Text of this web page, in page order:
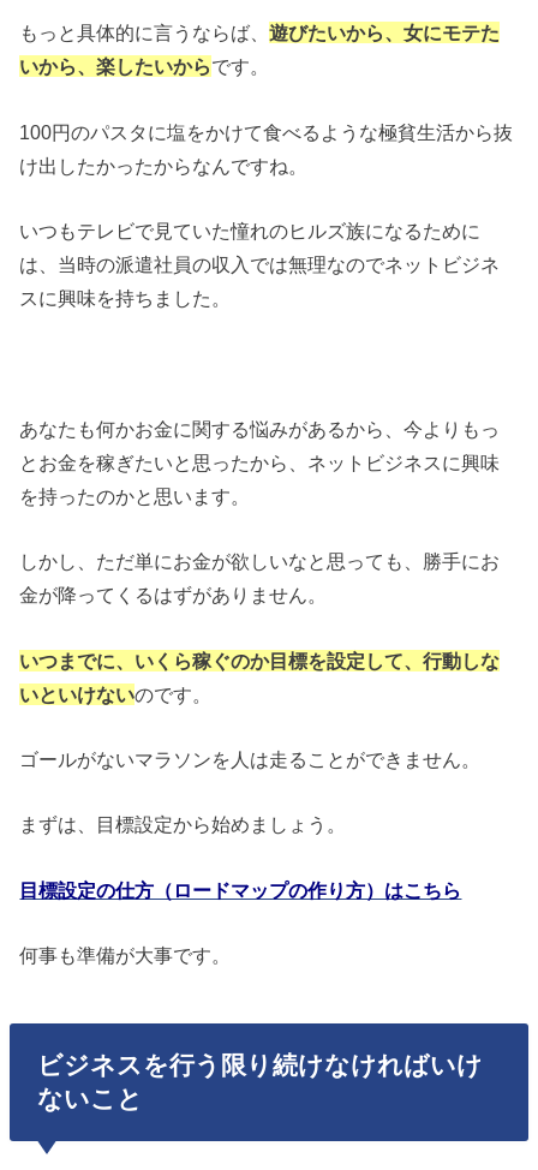
もっと具体的に言うならば、遊びたいから、女にモテた
いから、楽したいからです。
100円のパスタに塩をかけて食べるような極貧生活から抜
け出したかったからなんですね。
いつもテレビで見ていた憧れのヒルズ族になるために
は、当時の派遣社員の収入では無理なのでネットビジネ
スに興味を持ちました。
あなたも何かお金に関する悩みがあるから、今よりもっ
とお金を稼ぎたいと思ったから、ネットビジネスに興味
を持ったのかと思います。
しかし、ただ単にお金が欲しいなと思っても、勝手にお
金が降ってくるはずがありません。
いつまでに、いくら稼ぐのか目標を設定して、行動しな
いといけないのです。
ゴールがないマラソンを人は走ることができません。
まずは、目標設定から始めましょう。
目標設定の仕方（ロードマップの作り方）はこちら
何事も準備が大事です。
ビジネスを行う限り続けなければいけ
ないこと